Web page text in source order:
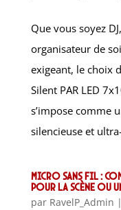
Que vous soyez
organisateur de
exigeant, le choix
Silent PAR LED
s’impose comme
silencieuse et
Micro sans fil :
pour la scène ou
par RavelP_Admin |